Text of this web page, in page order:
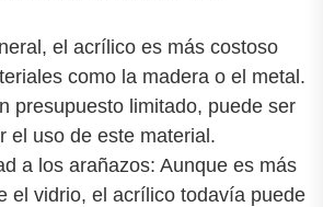
el acrílico es más costoso
como la madera o el metal.
presupuesto limitado, puede ser
el uso de este material.
a los arañazos: Aunque es más
el vidrio, el acrílico todavía puede